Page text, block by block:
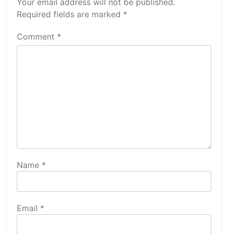
Your email address will not be published.
Required fields are marked *
Comment *
Name *
Email *